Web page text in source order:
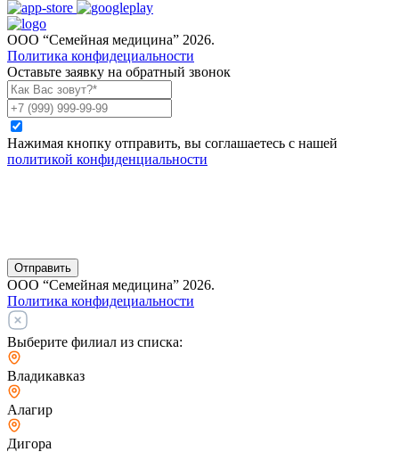
ООО “Семейная медицина” 2026.
Политика конфидециальности
Оставьте заявку на обратный звонок
Нажимая кнопку отправить, вы соглашаетесь с нашей
политикой конфиденциальности
Отправить
ООО “Семейная медицина” 2026.
Политика конфидециальности
Выберите филиал из списка:
Владикавказ
Алагир
Дигора